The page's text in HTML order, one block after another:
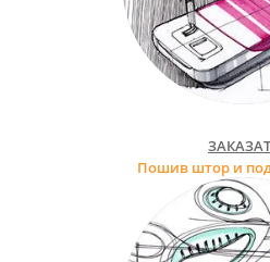
Пошив штор и